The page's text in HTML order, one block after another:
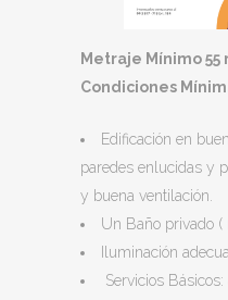
Metraje Mínimo 55
Condiciones
Edificación en
paredes enlucidas y
y buena ventilación.
Un Baño privado (
Iluminación
Servicios